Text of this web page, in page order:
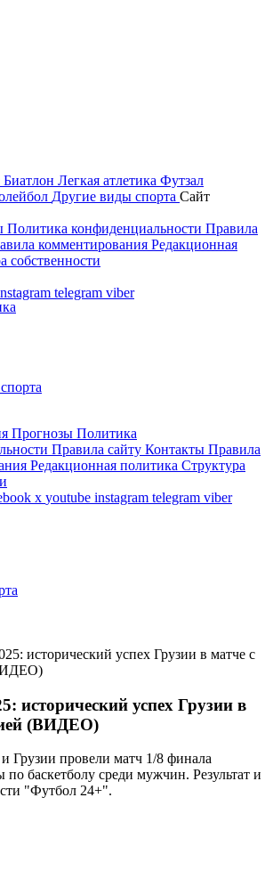
Биатлон Легкая атлетика Футзал
Другие виды спорта Сайт
Политика конфиденциальности Правила
комментирования Редакционная
собственности
telegram viber
Прогнозы Политика
Правила сайту Контакты Правила
Редакционная политика Структура
x youtube instagram telegram viber
исторический успех Грузии в матче с
исторический успех Грузии в
(ВИДЕО)
Грузии провели матч 1/8 финала
баскетболу среди мужчин. Результат и
"Футбол 24+".